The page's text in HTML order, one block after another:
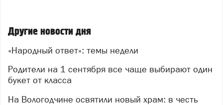
Другие новости дня
«Народный ответ»: темы недели
Родители на 1 сентября все чаще выбирают один
букет от класса
На Вологодчине освятили новый храм: в честь